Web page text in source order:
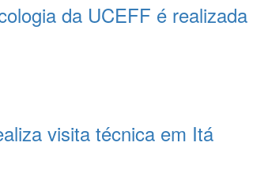
da UCEFF é realizada
visita técnica em Itá